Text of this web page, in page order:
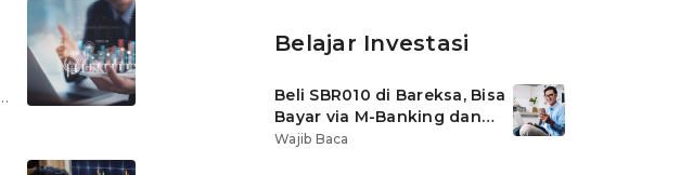
negeri untuk investasi reksadana dan SBN
Belajar Investasi
Beli SBR010 di Bareksa, Bisa
Bayar via M-Banking dan
OVO di Tokopedia
Wajib Baca